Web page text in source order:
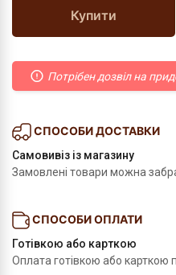
Купити
Потрібен дозвіл на
СПОСОБИ ДОСТАВКИ
Самовивіз із магазину
Замовлені товари можна
СПОСОБИ ОПЛАТИ
Готівкою або карткою
Оплата готівкою або карткою